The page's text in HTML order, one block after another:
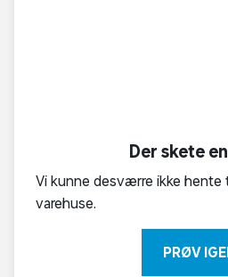
Der skete
Vi kunne desværre ikke hente
varehuse.
PRØV